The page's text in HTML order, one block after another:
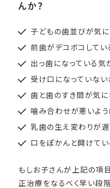
んか？
子どもの歯並びが気に
前歯がデコボコしてい
出っ歯になっている気
受け口になっていな
歯と歯のすき間が気に
噛み合わせが悪いよう
乳歯の生え変わりが
口をぽかんと開けて
もしお子さんが上記の項
正治療をなるべく早い段